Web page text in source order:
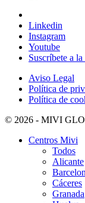
Linkedin
Instagram
Youtube
Suscríbete a
Aviso Legal
Política de
Política de
© 2026 - MIVI
Centros Mivi
Todos
Alicante
Cáceres
Granada